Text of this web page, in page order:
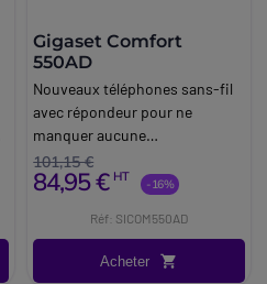
Gigaset Comfort
550AD
Nouveaux téléphones sans-fil
avec répondeur pour ne
manquer aucune
communication.
101,15 €
84,95 € HT -16%
Réf: SICOM550AD
Acheter